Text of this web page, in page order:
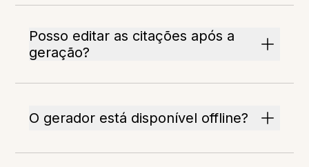
Posso editar as citações após a
geração?
O gerador está disponível offline?